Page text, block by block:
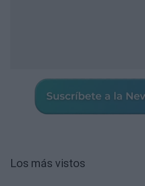
Los más vistos